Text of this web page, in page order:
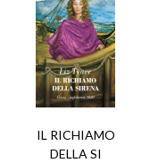
IL RICHIAMO
DELLA SI